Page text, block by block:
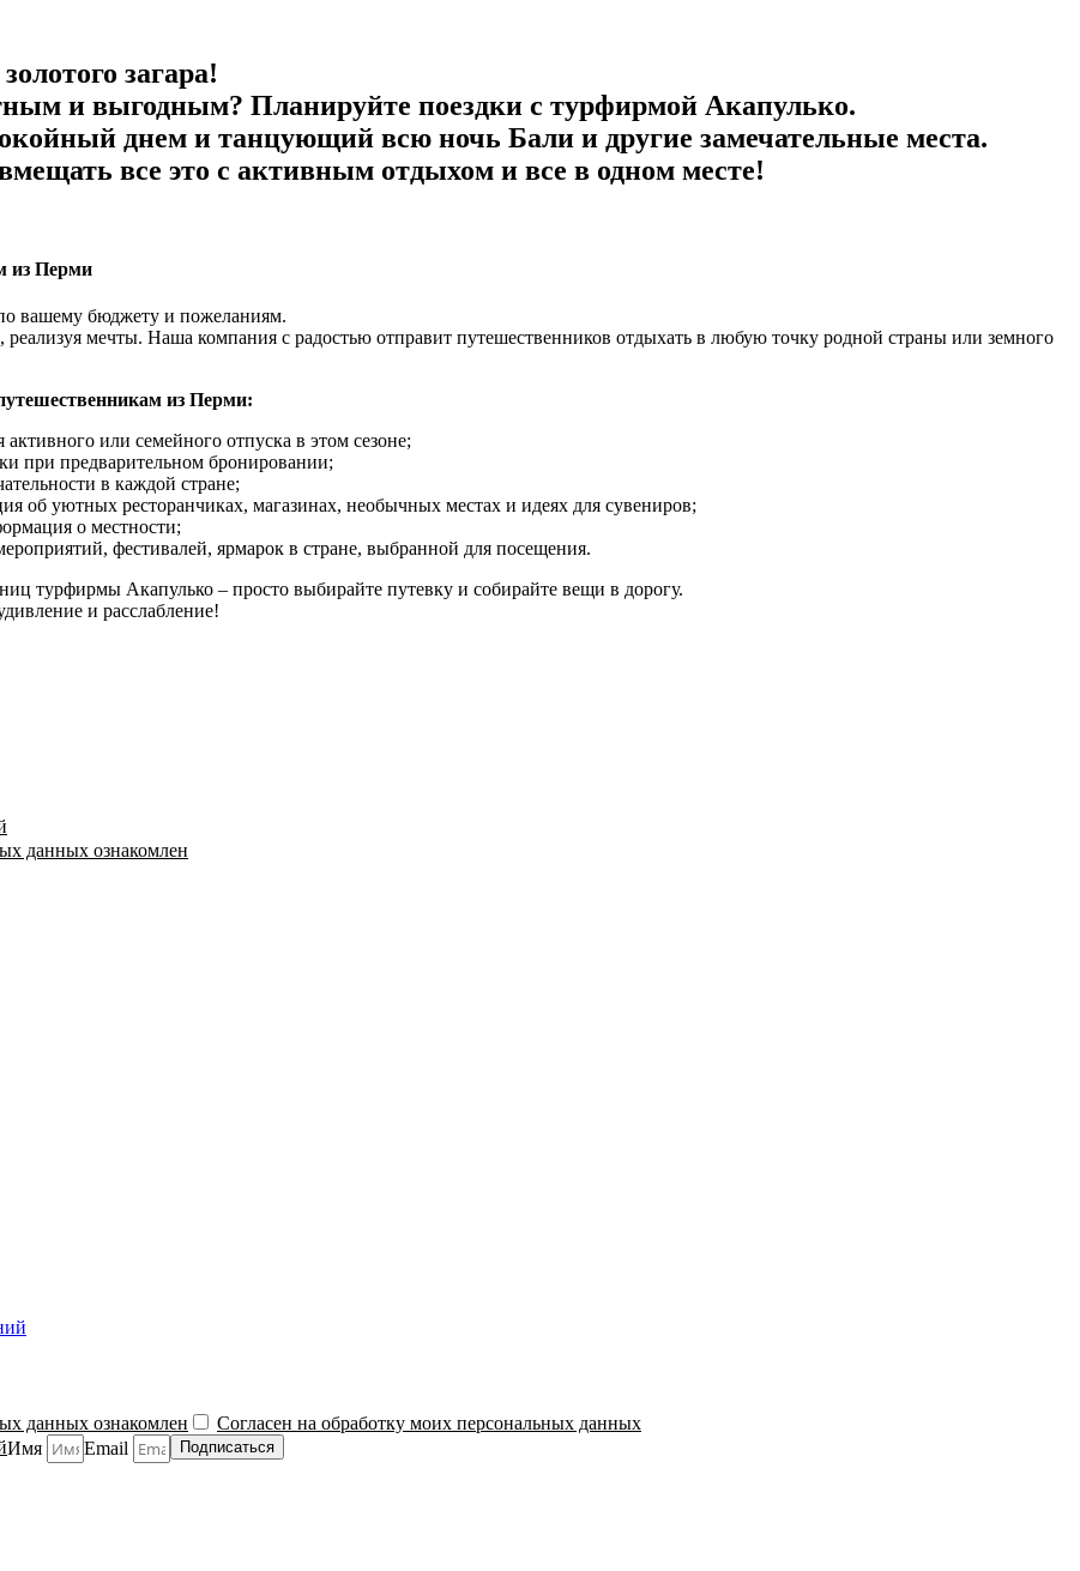
загара!
и выгодным? Планируйте поездки с турфирмой Акапулько.
днем и танцующий всю ночь Бали и другие замечательные места.
все это с активным отдыхом и все в одном месте!
из Перми
вашему бюджету и пожеланиям.
мечты. Наша компания с радостью отправит путешественников отдыхать в любую точку родной страны или земного
из Перми:
или семейного отпуска в этом сезоне;
предварительном бронировании;
в каждой стране;
об уютных ресторанчиках, магазинах, необычных местах и идеях для сувениров;
о местности;
фестивалей, ярмарок в стране, выбранной для посещения.
турфирмы Акапулько – просто выбирайте путевку и собирайте вещи в дорогу.
и расслабление!
данных ознакомлен
данных ознакомлен
Согласен на обработку моих персональных данных
Имя Email Подписаться